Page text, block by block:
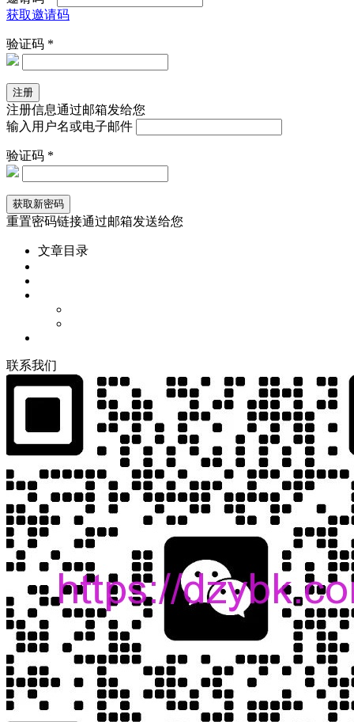
获取邀请码
验证码 *
注册信息通过邮箱发给您
输入用户名或电子邮件
验证码 *
重置密码链接通过邮箱发送给您
文章目录
联系我们